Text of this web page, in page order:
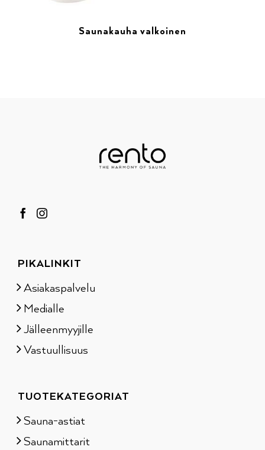
Saunakauha valkoinen
PIKALINKIT
Asiakaspalvelu
Medialle
Jälleenmyyjille
Vastuullisuus
TUOTEKATEGORIAT
Sauna-astiat
Saunamittarit